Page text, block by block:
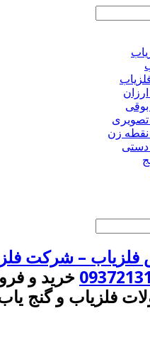
تصویری
نقطه زن
دستی
فلزیاب – شرکت
خرید و
فلزیاب و گنج